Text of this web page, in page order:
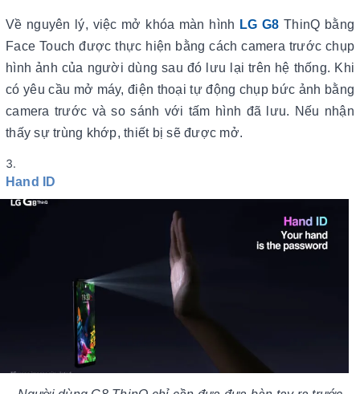
Về nguyên lý, việc mở khóa màn hình LG G8 ThinQ bằng
Face Touch được thực hiện bằng cách camera trước chụp
hình ảnh của người dùng sau đó lưu lại trên hệ thống. Khi
có yêu cầu mở máy, điện thoại tự động chụp bức ảnh bằng
camera trước và so sánh với tấm hình đã lưu. Nếu nhận
thấy sự trùng khớp, thiết bị sẽ được mở.
Hand ID